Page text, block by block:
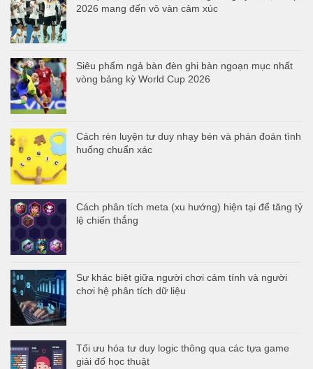
2026 mang đến vô vàn cảm xúc
Siêu phẩm ngả bàn đèn ghi bàn ngoạn mục nhất
vòng bảng kỳ World Cup 2026
Cách rèn luyện tư duy nhạy bén và phán đoán tình
huống chuẩn xác
Cách phân tích meta (xu hướng) hiện tại để tăng tỷ
lệ chiến thắng
Sự khác biệt giữa người chơi cảm tính và người
chơi hệ phân tích dữ liệu
Tối ưu hóa tư duy logic thông qua các tựa game
giải đố học thuật